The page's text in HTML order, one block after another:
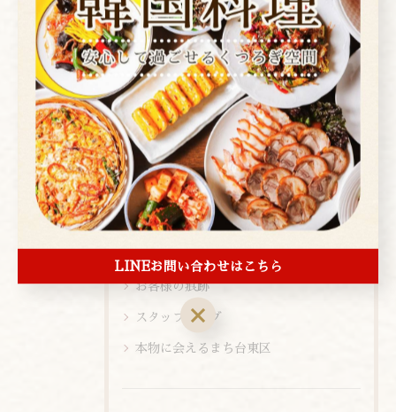
コース
お酒
ランチ
ディナー
店内ビュー
新メニュー
メニュー
お知らせ
お客様の痕跡
スタッフブログ
本物に会えるまち台東区
LINEお問い合わせはこちら